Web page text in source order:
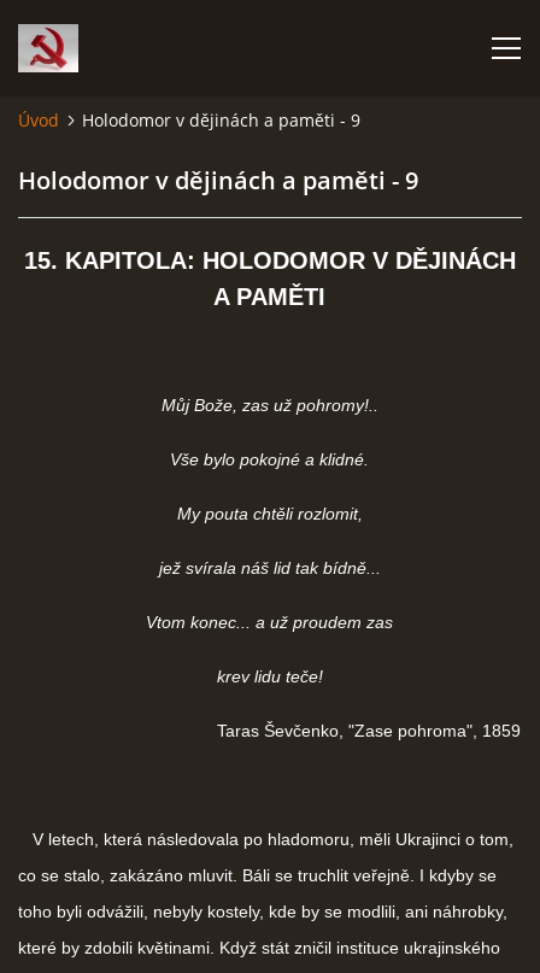
ČERNÁ KNIHA KOMUNISMU I.
ČERNÁ KNIHA KOMUNISMU II.
OSTATNÍ ZLOČINY KOMUNISMU
© 2026 eStránky.cz
Úvod Holodomor v dějinách a paměti - 9
Holodomor v dějinách a paměti - 9
15. KAPITOLA: HOLODOMOR V DĚJINÁCH
A PAMĚTI
Můj Bože, zas už pohromy!..
Vše bylo pokojné a klidné.
My pouta chtěli rozlomit,
jež svírala náš lid tak bídně...
Vtom konec... a už proudem zas
krev lidu teče!
Taras Ševčenko, "Zase pohroma", 1859
V letech, která následovala po hladomoru, měli Ukrajinci o tom,
co se stalo, zakázáno mluvit. Báli se truchlit veřejně. I kdyby se
toho byli odvážili, nebyly kostely, kde by se modlili, ani náhrobky,
které by zdobili květinami. Když stát zničil instituce ukrajinského